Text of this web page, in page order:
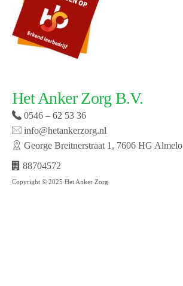
Het Anker Zorg B.V.
0546 – 62 53 36
info@hetankerzorg.nl
George Breitnerstraat 1, 7606 HG Almelo
88704572
Copyright © 2025 Het Anker Zorg